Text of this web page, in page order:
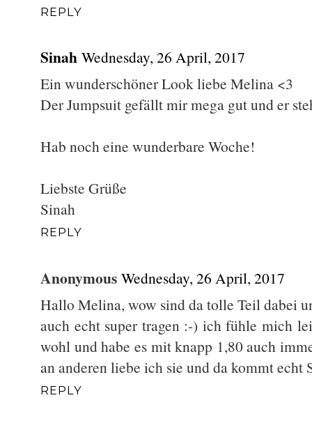
REPLY
Sinah Wednesday, 26 April, 2017
Ein wunderschöner Look liebe Melina <3
Der Jumpsuit gefällt mir mega gut und er
Hab noch eine wunderbare Woche!
Liebste Grüße
Sinah
REPLY
Anonymous Wednesday, 26 April, 2017
Hallo Melina, wow sind da tolle Teil dabei
auch echt super tragen :-) ich fühle mich
wohl und habe es mit knapp 1,80 auch
an anderen liebe ich sie und da kommt echt
REPLY